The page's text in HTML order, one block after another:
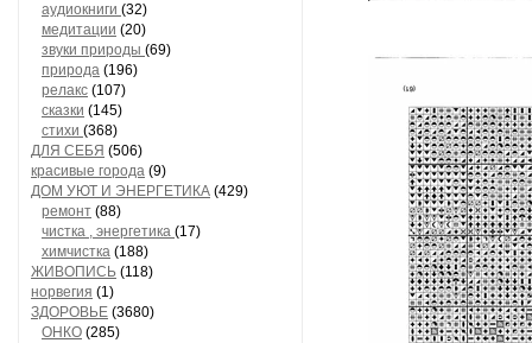
аудиокниги (32)
медитации (20)
звуки природы (69)
природа (196)
релакс (107)
сказки (145)
стихи (368)
ДЛЯ СЕБЯ (506)
красивые города (9)
ДОМ УЮТ И ЭНЕРГЕТИКА (429)
ремонт (88)
чистка , энергетика (17)
химчистка (188)
ЖИВОПИСЬ (118)
норвегия (1)
ЗДОРОВЬЕ (3680)
ОНКО (285)